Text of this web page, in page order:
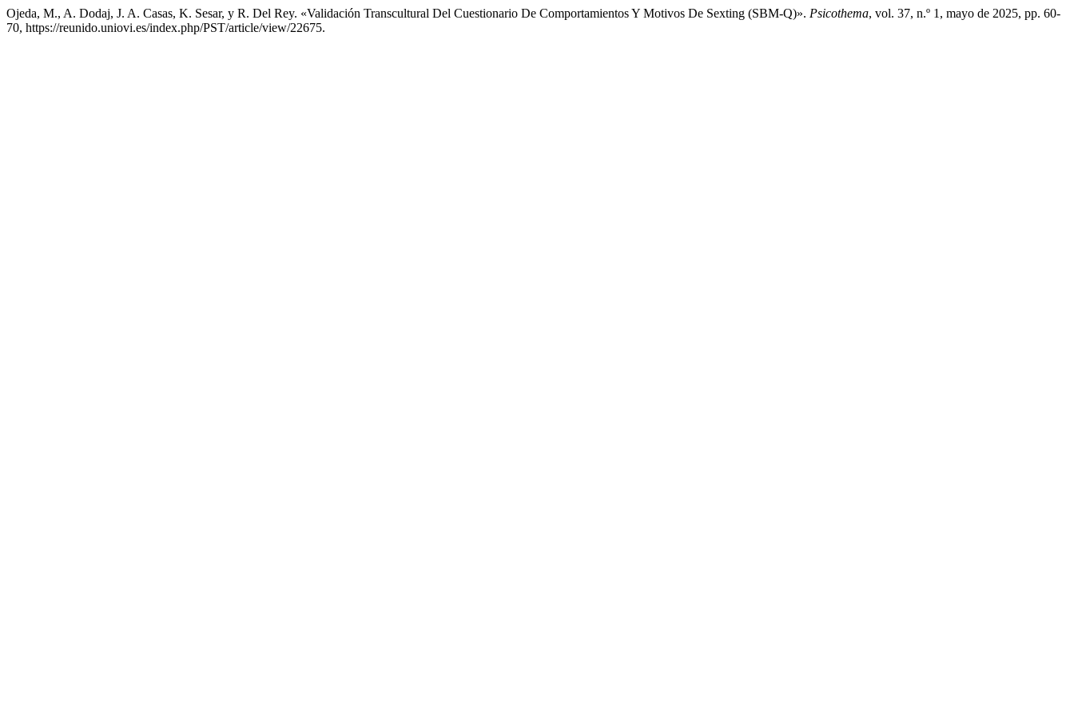
Ojeda, M., A. Dodaj, J. A. Casas, K. Sesar, y R. Del Rey. «Validación Transcultural Del Cuestionario De Comportamientos Y Motivos De Sexting (SBM-Q)». Psicothema, vol. 37, n.º 1, mayo de 2025, pp. 60-
70, https://reunido.uniovi.es/index.php/PST/article/view/22675.